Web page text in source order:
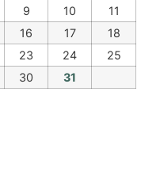
9 10
11
16 17
18
23 24
25
30 31